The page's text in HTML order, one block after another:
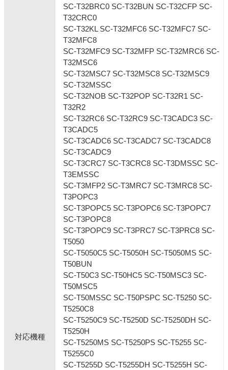
対応機種
SC-T32BRC0 SC-T32BUN SC-T32CFP SC-
T32CRC0
SC-T32KL SC-T32MFC6 SC-T32MFC7 SC-
T32MFC8
SC-T32MFC9 SC-T32MFP SC-T32MRC6 SC-
T32MSC6
SC-T32MSC7 SC-T32MSC8 SC-T32MSC9
SC-T32MSSC
SC-T32NOB SC-T32POP SC-T32R1 SC-
T32R2
SC-T32RC6 SC-T32RC9 SC-T3CADC3 SC-
T3CADC5
SC-T3CADC6 SC-T3CADC7 SC-T3CADC8
SC-T3CADC9
SC-T3CRC7 SC-T3CRC8 SC-T3DMSSC SC-
T3EMSSC
SC-T3MFP2 SC-T3MRC7 SC-T3MRC8 SC-
T3POPC3
SC-T3POPC5 SC-T3POPC6 SC-T3POPC7
SC-T3POPC8
SC-T3POPC9 SC-T3PRC7 SC-T3PRC8 SC-
T5050
SC-T5050C5 SC-T5050H SC-T5050MS SC-
T50BUN
SC-T50C3 SC-T50HC5 SC-T50MSC3 SC-
T50MSC5
SC-T50MSSC SC-T50PSPC SC-T5250 SC-
T5250C8
SC-T5250C9 SC-T5250D SC-T5250DH SC-
T5250H
SC-T5250MS SC-T5250PS SC-T5255 SC-
T5255C0
SC-T5255D SC-T5255DH SC-T5255H SC-